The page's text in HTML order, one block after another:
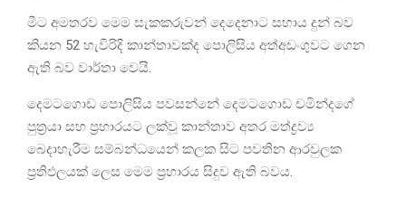
මීට අමතරව මෙම සැකකරුවන් දෙදෙනාට සහාය දුන් බව
කියන 52 හැවිරිදි කාන්තාවක්ද පොලිසිය අත්අඩංගුවට ගෙන
ඇති බව වාර්තා වෙයි.
දෙමටගොඩ පොලිසිය පවසන්නේ දෙමටගොඩ චමින්දගේ
පුත්‍රයා සහ ප්‍රහාරයට ලක්වූ කාන්තාව අතර මත්ද්‍රව්‍ය
බෙදාහැරීම සම්බන්ධයෙන් කලක සිට පවතින ආරවුලක
ප්‍රතිඵලයක් ලෙස මෙම ප්‍රහාරය සිදුව ඇති බවය.